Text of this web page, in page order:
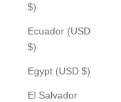
$)
Ecuador (USD
$)
Egypt (USD $)
El Salvador